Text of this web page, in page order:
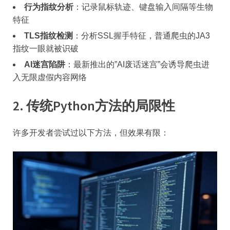
​行为指纹分析​​：记录鼠标轨迹、键盘输入间隔等生物
特征
​TLS指纹检测​ ​：分析SSL握手特征，普通爬虫的JA3
指纹一眼就被识破
​AI迷宫陷阱​ ​：最新推出的”AI废话迷宫”会诱导爬虫进
入无限虚假内容网络
​2. 传统Python方法的局限性​
许多开发者尝试过以下方法，但效果有限：